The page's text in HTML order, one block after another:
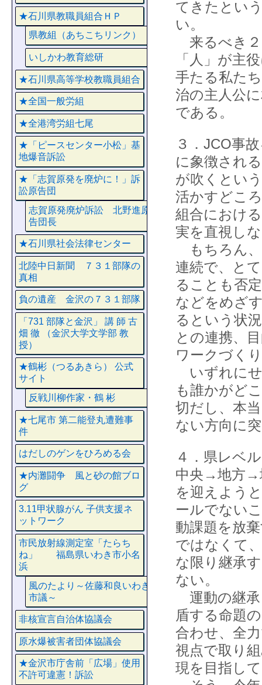
てきたとい
い。
来るべき２
「人」が主
手たる私た
治の主人公
である。
３．JCO事
に象徴され
が吹くとい
活かすどこ
組合におけ
実を直視し
もちろん、
連続で、と
ることも否
などをめざ
るという状
との連携、
ワークづく
いずれにせ
も誰かがど
切だし、本
ない方向に
４．県レベ
中央→地方→
を迎えよう
ールでない
動課題を放
ではなくて
な限り継承
ない。
運動の継承
盾する命題
合わせ、全
視点で取り
現を目指し
★石川県教職員組合ＨＰ
県教組（あちこちリンク）
いしかわ教育総研
★石川県高等学校教職員組合
★全国一般労組
★全港湾労組七尾
★「ピースセンター小松」基
地爆音訴訟
★「志賀原発を廃炉に！」訴
訟原告団
志賀原発廃炉訴訟 北野進原
告団長
★石川県社会法律センター
北陸中日新聞 ７３１部隊の
真相
負の遺産 金沢の７３１部隊
「731 部隊と金沢」 講 師 古
畑 徹 （金沢大学文学部 教
授）
★鶴彬（つるあきら） 公式
サイト
反戦川柳作家・鶴 彬
★七尾市 第二能登丸遭難事
件
はだしのゲンをひろめる会
★内灘闘争 風と砂の館ブロ
グ
3.11甲状腺がん 子供支援ネ
ットワーク
市民放射線測定室「たらち
ね」 福島県いわき市小名
浜
風のたより～佐藤和良いわき
市議～
非核宣言自治体協議会
原水爆被害者団体協議会
★金沢市庁舎前「広場」使用
不許可違憲！訴訟